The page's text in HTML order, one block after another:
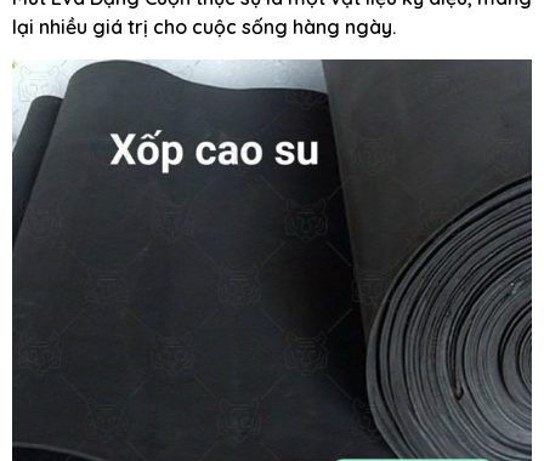
lại nhiều giá trị cho cuộc sống hàng ngày.